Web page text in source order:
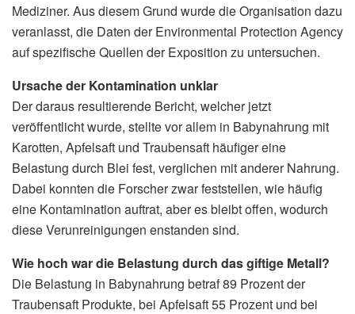
Mediziner. Aus diesem Grund wurde die Organisation dazu
veranlasst, die Daten der Environmental Protection Agency
auf spezifische Quellen der Exposition zu untersuchen.
Ursache der Kontamination unklar
Der daraus resultierende Bericht, welcher jetzt
veröffentlicht wurde, stellte vor allem in Babynahrung mit
Karotten, Apfelsaft und Traubensaft häufiger eine
Belastung durch Blei fest, verglichen mit anderer Nahrung.
Dabei konnten die Forscher zwar feststellen, wie häufig
eine Kontamination auftrat, aber es bleibt offen, wodurch
diese Verunreinigungen enstanden sind.
Wie hoch war die Belastung durch das giftige Metall?
Die Belastung in Babynahrung betraf 89 Prozent der
Traubensaft Produkte, bei Apfelsaft 55 Prozent und bei